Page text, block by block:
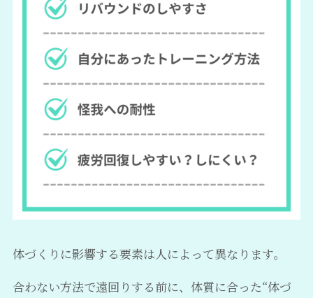
体づくりに影響する要素は人によって異なります。
合わない方法で遠回りする前に、体質に合った“体づ